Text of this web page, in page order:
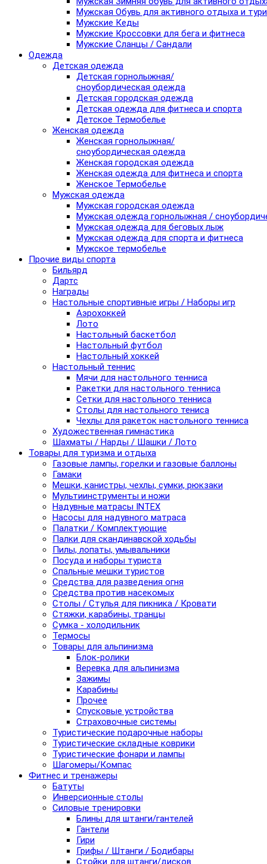
Мужская Обувь для активного отдыха и
Мужские Кеды
Мужские Кроссовки для бега и фитнеса
Мужские Сланцы / Сандали
Одежда
Детская одежда
Детская горнолыжная/
сноубордическая одежда
Детская городская одежда
Детская одежда для фитнеса и спорта
Детское Термобелье
Женская одежда
Женская горнолыжная/
сноубордическая одежда
Женская городская одежда
Женская одежда для фитнеса и спорта
Женское Термобелье
Мужская одежда
Мужская городская одежда
Мужская одежда горнолыжная /
Мужская одежда для беговых лыж
Мужская одежда для спорта и фитнеса
Мужское термобелье
Прочие виды спорта
Бильярд
Дартс
Награды
Настольные спортивные игры / Наборы игр
Аэрохоккей
Лото
Настольный баскетбол
Настольный футбол
Настольный хоккей
Настольный теннис
Мячи для настольного тенниса
Ракетки для настольного тенниса
Сетки для настольного тенниса
Столы для настольного тениса
Чехлы для ракеток настольного тенниса
Художественная гимнастика
Шахматы / Нарды / Шашки / Лото
Товары для туризма и отдыха
Газовые лампы, горелки и газовые баллоны
Гамаки
Мешки, канистры, чехлы, сумки, рюкзаки
Мультиинструменты и ножи
Надувные матрасы INTEX
Насосы для надувного матраса
Палатки / Комплектующие
Палки для скандинавской ходьбы
Пилы, лопаты, умывальники
Посуда и наборы туриста
Спальные мешки туристов
Средства для разведения огня
Средства против насекомых
Столы / Стулья для пикника / Кровати
Стяжки, карабины, транцы
Сумка - холодильник
Термосы
Товары для альпинизма
Блок-ролики
Веревка для альпинизма
Зажимы
Карабины
Прочее
Спусковые устройства
Страховочные системы
Туристические подарочные наборы
Туристические складные коврики
Туристические фонари и лампы
Шагомеры/Компас
Фитнес и тренажеры
Батуты
Инверсионные столы
Силовые тренировки
Блины для штанги/гантелей
Гантели
Гири
Грифы / Штанги / Бодибары
Стойки для штанги/дисков